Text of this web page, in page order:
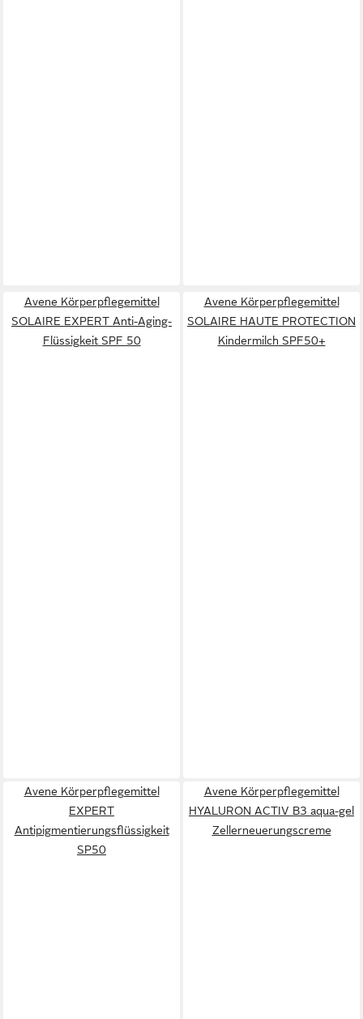
Avene Körperpflegemittel
SOLAIRE EXPERT Anti-Aging-
Flüssigkeit SPF 50
Avene Körperpflegemittel
SOLAIRE HAUTE PROTECTION
Kindermilch SPF50+
Avene Körperpflegemittel
EXPERT
Antipigmentierungsflüssigkeit
SP50
Avene Körperpflegemittel
HYALURON ACTIV B3 aqua-gel
Zellerneuerungscreme